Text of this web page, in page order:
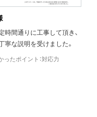
T様
当日対応がとても助かりまし
た。
良かったポイント：評判